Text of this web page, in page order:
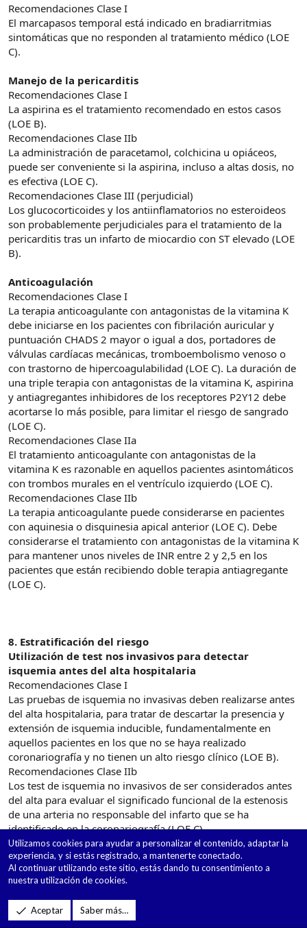
Recomendaciones Clase I
El marcapasos temporal está indicado en bradiarritmias
sintomáticas que no responden al tratamiento médico (LOE
C).
Manejo de la pericarditis
Recomendaciones Clase I
La aspirina es el tratamiento recomendado en estos casos
(LOE B).
Recomendaciones Clase IIb
La administración de paracetamol, colchicina u opiáceos,
puede ser conveniente si la aspirina, incluso a altas dosis, no
es efectiva (LOE C).
Recomendaciones Clase III (perjudicial)
Los glucocorticoides y los antiinflamatorios no esteroideos
son probablemente perjudiciales para el tratamiento de la
pericarditis tras un infarto de miocardio con ST elevado (LOE
B).
Anticoagulación
Recomendaciones Clase I
La terapia anticoagulante con antagonistas de la vitamina K
debe iniciarse en los pacientes con fibrilación auricular y
puntuación CHADS 2 mayor o igual a dos, portadores de
válvulas cardíacas mecánicas, tromboembolismo venoso o
con trastorno de hipercoagulabilidad (LOE C). La duración de
una triple terapia con antagonistas de la vitamina K, aspirina
y antiagregantes inhibidores de los receptores P2Y12 debe
acortarse lo más posible, para limitar el riesgo de sangrado
(LOE C).
Recomendaciones Clase IIa
El tratamiento anticoagulante con antagonistas de la
vitamina K es razonable en aquellos pacientes asintomáticos
con trombos murales en el ventrículo izquierdo (LOE C).
Recomendaciones Clase IIb
La terapia anticoagulante puede considerarse en pacientes
con aquinesia o disquinesia apical anterior (LOE C). Debe
considerarse el tratamiento con antagonistas de la vitamina K
para mantener unos niveles de INR entre 2 y 2,5 en los
pacientes que están recibiendo doble terapia antiagregante
(LOE C).
8. Estratificación del riesgo
Utilización de test nos invasivos para detectar
isquemia antes del alta hospitalaria
Recomendaciones Clase I
Las pruebas de isquemia no invasivas deben realizarse antes
del alta hospitalaria, para tratar de descartar la presencia y
extensión de isquemia inducible, fundamentalmente en
aquellos pacientes en los que no se haya realizado
coronariografía y no tienen un alto riesgo clínico (LOE B).
Recomendaciones Clase IIb
Los test de isquemia no invasivos de ser considerados antes
del alta para evaluar el significado funcional de la estenosis
de una arteria no responsable del infarto que se ha
identificado en la coronariografía (LOE C).
Valoración de la función del ventrículo izquierdo
Recomendaciones Clase I
Debe ser valorada en todos los pacientes (LOE C). Los
pacientes que inicialmente presentan alteración de la fracción
de eyección del ventrículo izquierdo y que son posibles
Utilizamos cookies para ayudar a personalizar el contenido, adaptar la
experiencia, y si estás registrado, a mantenerte conectado.
Al continuar utilizando este sitio, estás dando tu consentimiento a
nuestra utilización de cookies.
Aceptar Saber más…